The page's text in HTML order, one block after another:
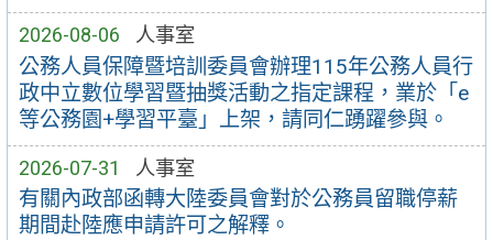
2026-08-06 人事室
公務人員保障暨培訓委員會辦理115年公務人員行
政中立數位學習暨抽獎活動之指定課程，業於「e
等公務園+學習平臺」上架，請同仁踴躍參與。
2026-07-31 人事室
有關內政部函轉大陸委員會對於公務員留職停薪
期間赴陸應申請許可之解釋。